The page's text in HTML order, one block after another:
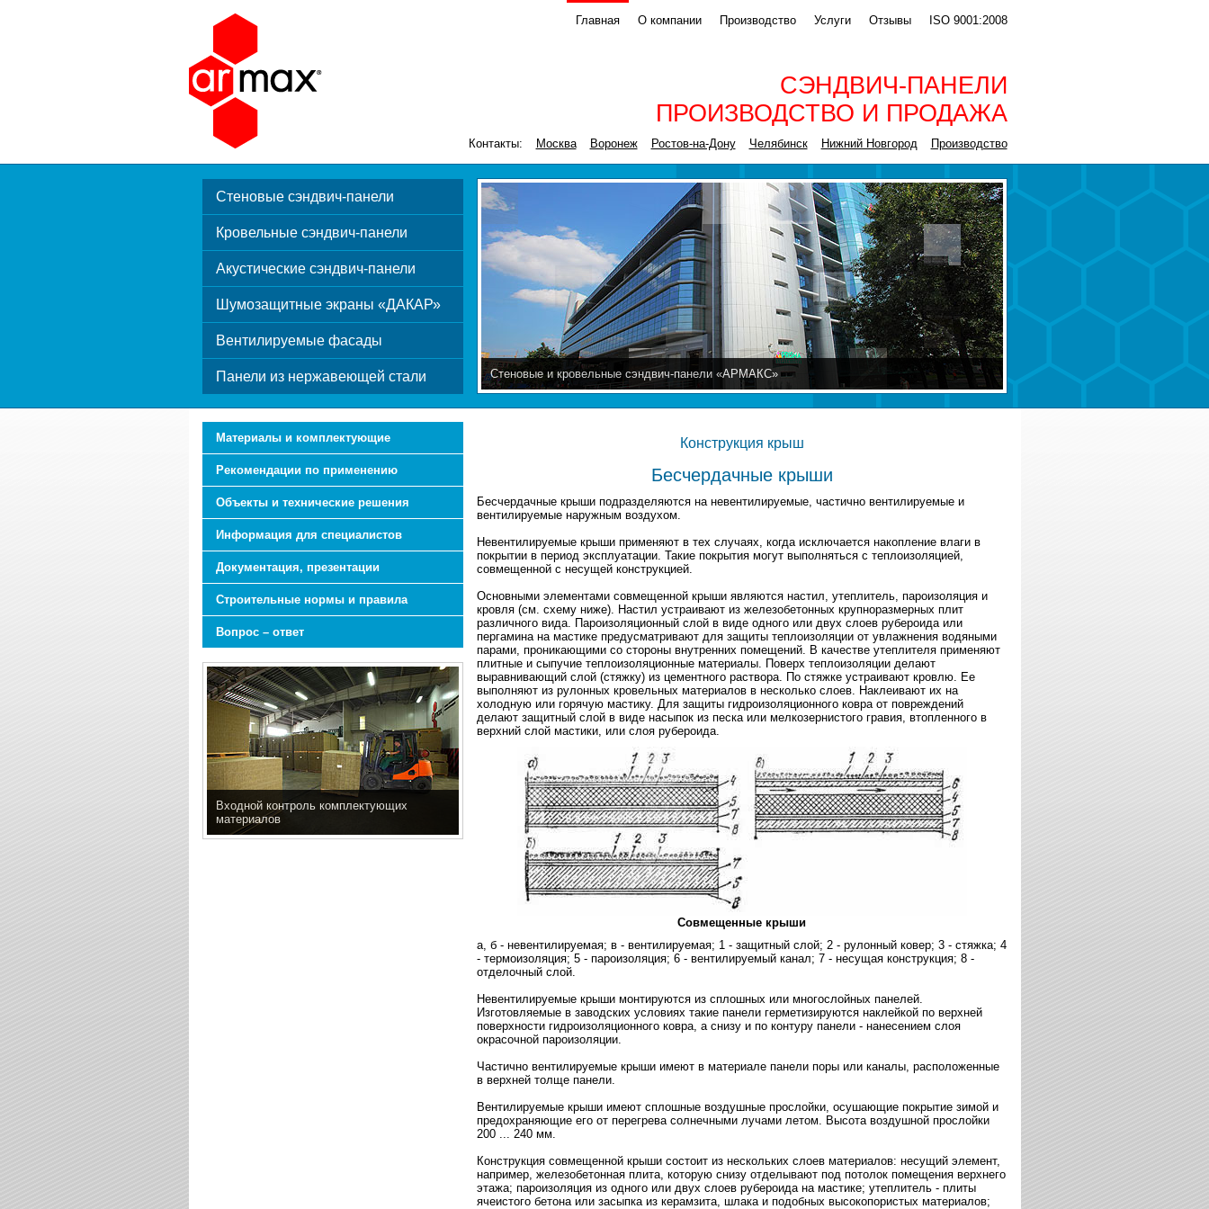
Главная О компании Производство Услуги Отзывы ISO 9001:2008
СЭНДВИЧ-ПАНЕЛИ
ПРОИЗВОДСТВО И ПРОДАЖА
Контакты: Москва Воронеж Ростов-на-Дону Челябинск Нижний Новгород Производство
Стеновые сэндвич-панели
Кровельные сэндвич-панели
Акустические сэндвич-панели
Шумозащитные экраны «ДАКАР»
Вентилируемые фасады
Панели из нержавеющей стали Стеновые и кровельные сэндвич-панели «АРМАКС»
Материалы и комплектующие
Рекомендации по применению
Объекты и технические решения
Информация для специалистов
Документация, презентации
Строительные нормы и правила
Вопрос – ответ
Входной контроль комплектующих
материалов
Конструкция крыш
Бесчердачные крыши
Бесчердачные крыши подразделяются на невентилируемые, частично вентилируемые и
вентилируемые наружным воздухом.
Невентилируемые крыши применяют в тех случаях, когда исключается накопление влаги в
покрытии в период эксплуатации. Такие покрытия могут выполняться с теплоизоляцией,
совмещенной с несущей конструкцией.
Основными элементами совмещенной крыши являются настил, утеплитель, пароизоляция и
кровля (см. схему ниже). Настил устраивают из железобетонных крупноразмерных плит
различного вида. Пароизоляционный слой в виде одного или двух слоев рубероида или
пергамина на мастике предусматривают для защиты теплоизоляции от увлажнения водяными
парами, проникающими со стороны внутренних помещений. В качестве утеплителя применяют
плитные и сыпучие теплоизоляционные материалы. Поверх теплоизоляции делают
выравнивающий слой (стяжку) из цементного раствора. По стяжке устраивают кровлю. Ее
выполняют из рулонных кровельных материалов в несколько слоев. Наклеивают их на
холодную или горячую мастику. Для защиты гидроизоляционного ковра от повреждений
делают защитный слой в виде насыпок из песка или мелкозернистого гравия, втопленного в
верхний слой мастики, или слоя рубероида.
Совмещенные крыши
а, б - невентилируемая; в - вентилируемая; 1 - защитный слой; 2 - рулонный ковер; 3 - стяжка; 4
- термоизоляция; 5 - пароизоляция; 6 - вентилируемый канал; 7 - несущая конструкция; 8 -
отделочный слой.
Невентилируемые крыши монтируются из сплошных или многослойных панелей.
Изготовляемые в заводских условиях такие панели герметизируются наклейкой по верхней
поверхности гидроизоляционного ковра, а снизу и по контуру панели - нанесением слоя
окрасочной пароизоляции.
Частично вентилируемые крыши имеют в материале панели поры или каналы, расположенные
в верхней толще панели.
Вентилируемые крыши имеют сплошные воздушные прослойки, осушающие покрытие зимой и
предохраняющие его от перегрева солнечными лучами летом. Высота воздушной прослойки
200 ... 240 мм.
Конструкция совмещенной крыши состоит из нескольких слоев материалов: несущий элемент,
например, железобетонная плита, которую снизу отделывают под потолок помещения верхнего
этажа; пароизоляция из одного или двух слоев рубероида на мастике; утеплитель - плиты
ячеистого бетона или засыпка из керамзита, шлака и подобных высокопористых материалов;